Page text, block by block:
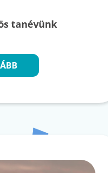
tanévünk